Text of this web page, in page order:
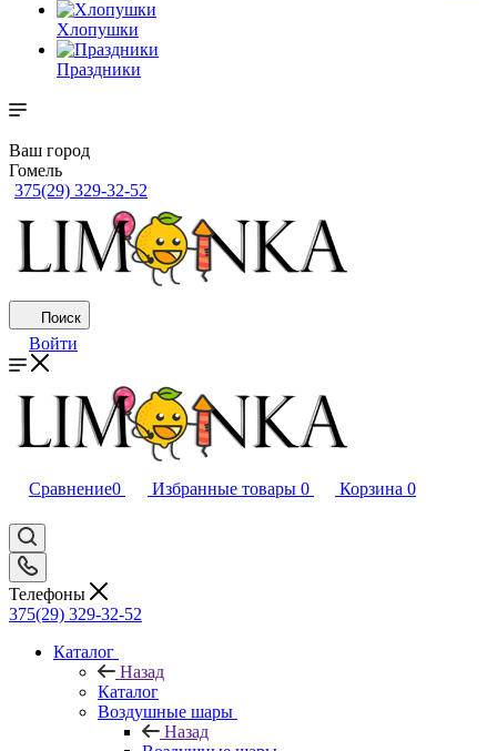
Хлопушки
Праздники
Ваш город
Гомель
375(29) 329-32-52
Поиск
Войти
Сравнение0 Избранные товары 0 Корзина 0
Телефоны
375(29) 329-32-52
Каталог
Назад
Каталог
Воздушные шары
Назад